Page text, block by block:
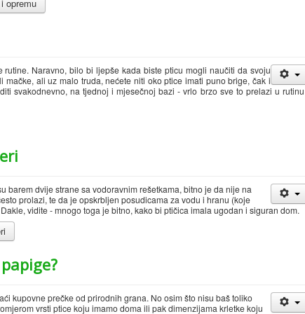
opremu
Naravno, bilo bi ljepše kada biste pticu mogli naučiti da svoju
ali uz malo truda, nećete niti oko ptice imati puno brige, čak i
svakodnevno, na tjednoj i mjesečnoj bazi - vrlo brzo sve to prelazi u
barem dvije strane sa vodoravnim rešetkama, bitno je da nije na
prolazi, te da je opskrbljen posudicama za vodu i hranu (koje
vidite - mnogo toga je bitno, kako bi ptičica imala ugodan i siguran dom.
kupovne prečke od prirodnih grana. No osim što nisu baš toliko
vrsti ptice koju imamo doma ili pak dimenzijama krletke koju